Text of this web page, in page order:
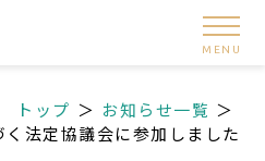
MENU
トップ
お知らせ一覧
法定協議会に参加しました